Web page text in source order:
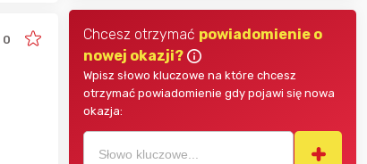
0 Chcesz otrzymać powiadomienie o
nowej okazji?
Wpisz słowo kluczowe na które chcesz
otrzymać powiadomienie gdy pojawi się nowa
okazja: